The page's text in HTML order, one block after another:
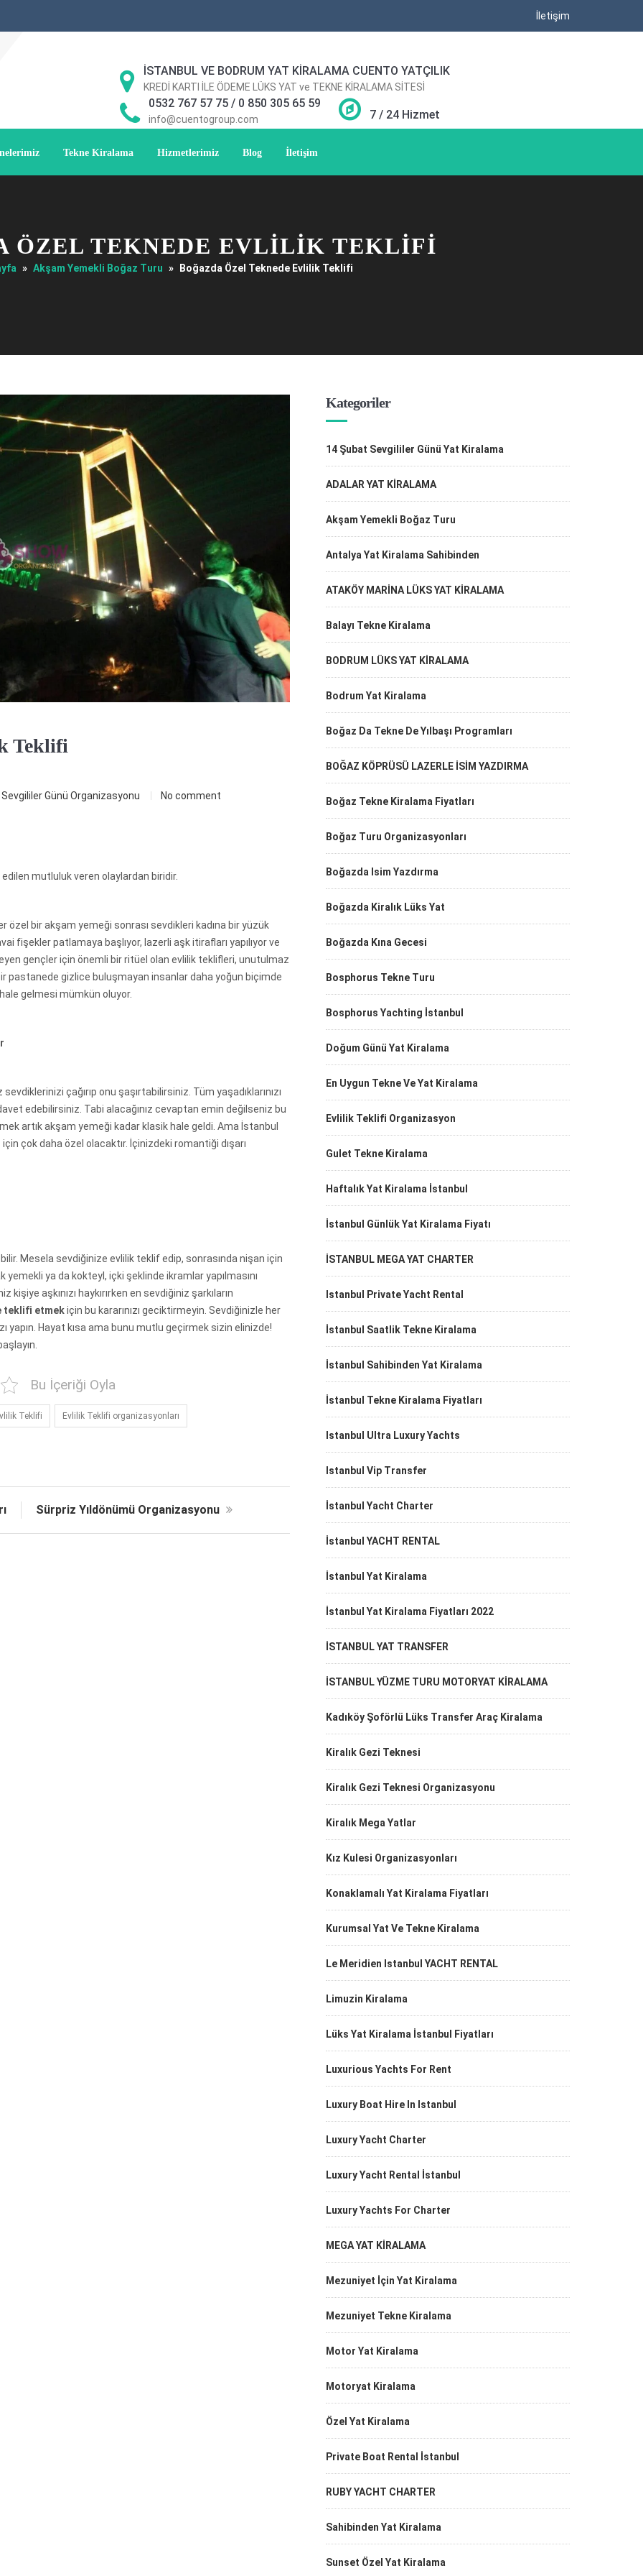
İletişim
İSTANBUL VE BODRUM YAT KİRALAMA CUENTO YATÇILIK
KREDİ KARTI İLE ÖDEME LÜKS YAT ve TEKNE KİRALAMA SİTESİ
0532 767 57 75 / 0 850 305 65 59
info@cuentogroup.com 7 / 24 Hizmet
Tekne Kiralama Hizmetlerimiz Blog İletişim
ÖZEL TEKNEDE EVLILIK TEKLIFI
» Akşam Yemekli Boğaz Turu » Boğazda Özel Teknede Evlilik Teklifi
Teklifi
Günü Organizasyonu No comment
mutluluk veren olaylardan biridir.
özel bir akşam yemeği sonrası sevdikleri kadına bir yüzük
fişekler patlamaya başlıyor, lazerli aşk itirafları yapılıyor ve
gençler için önemli bir ritüel olan evlilik teklifleri, unutulmaz
pastanede gizlice buluşmayan insanlar daha yoğun biçimde
gelmesi mümkün oluyor.
çağırıp onu şaşırtabilirsiniz. Tüm yaşadıklarınızı
edebilirsiniz. Tabi alacağınız cevaptan emin değilseniz bu
artık akşam yemeği kadar klasik hale geldi. Ama İstanbul
çok daha özel olacaktır. İçinizdeki romantiği dışarı
Mesela sevdiğinize evlilik teklif edip, sonrasında nişan için
ya da kokteyl, içki şeklinde ikramlar yapılmasını
aşkınızı haykırırken en sevdiğiniz şarkıların
teklifi etmekiçin bu kararınızı geciktirmeyin. Sevdiğinizle her
yapın. Hayat kısa ama bunu mutlu geçirmek sizin elinizde!
Bu İçeriği Oyla
Teklifi Evlilik Teklifi organizasyonları
Sürpriz Yıldönümü Organizasyonu
Kategoriler
14 Şubat Sevgililer Günü Yat Kiralama
ADALAR YAT KİRALAMA
Akşam Yemekli Boğaz Turu
Antalya Yat Kiralama Sahibinden
ATAKÖY MARİNA LÜKS YAT KİRALAMA
Balayı Tekne Kiralama
BODRUM LÜKS YAT KİRALAMA
Bodrum Yat Kiralama
Boğaz Da Tekne De Yılbaşı Programları
BOĞAZ KÖPRÜSÜ LAZERLE İSİM YAZDIRMA
Boğaz Tekne Kiralama Fiyatları
Boğaz Turu Organizasyonları
Boğazda Isim Yazdırma
Boğazda Kiralık Lüks Yat
Boğazda Kına Gecesi
Bosphorus Tekne Turu
Bosphorus Yachting İstanbul
Doğum Günü Yat Kiralama
En Uygun Tekne Ve Yat Kiralama
Evlilik Teklifi Organizasyon
Gulet Tekne Kiralama
Haftalık Yat Kiralama İstanbul
İstanbul Günlük Yat Kiralama Fiyatı
İSTANBUL MEGA YAT CHARTER
Istanbul Private Yacht Rental
İstanbul Saatlik Tekne Kiralama
İstanbul Sahibinden Yat Kiralama
İstanbul Tekne Kiralama Fiyatları
Istanbul Ultra Luxury Yachts
Istanbul Vip Transfer
İstanbul Yacht Charter
İstanbul YACHT RENTAL
İstanbul Yat Kiralama
İstanbul Yat Kiralama Fiyatları 2022
İSTANBUL YAT TRANSFER
İSTANBUL YÜZME TURU MOTORYAT KİRALAMA
Kadıköy Şoförlü Lüks Transfer Araç Kiralama
Kiralık Gezi Teknesi
Kiralık Gezi Teknesi Organizasyonu
Kiralık Mega Yatlar
Kız Kulesi Organizasyonları
Konaklamalı Yat Kiralama Fiyatları
Kurumsal Yat Ve Tekne Kiralama
Le Meridien Istanbul YACHT RENTAL
Limuzin Kiralama
Lüks Yat Kiralama İstanbul Fiyatları
Luxurious Yachts For Rent
Luxury Boat Hire In Istanbul
Luxury Yacht Charter
Luxury Yacht Rental İstanbul
Luxury Yachts For Charter
MEGA YAT KİRALAMA
Mezuniyet İçin Yat Kiralama
Mezuniyet Tekne Kiralama
Motor Yat Kiralama
Motoryat Kiralama
Özel Yat Kiralama
Private Boat Rental İstanbul
RUBY YACHT CHARTER
Sahibinden Yat Kiralama
Sunset Özel Yat Kiralama